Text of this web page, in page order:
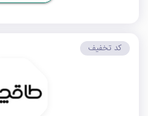
کد تخفیف